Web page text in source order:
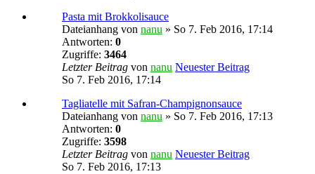
Pasta mit Brokkolisauce
Dateianhang von nanu » So 7. Feb 2016, 17:14
Antworten: 0
Zugriffe: 3464
Letzter Beitrag von nanu Neuester Beitrag
So 7. Feb 2016, 17:14
Tagliatelle mit Safran-Champignonsauce
Dateianhang von nanu » So 7. Feb 2016, 17:13
Antworten: 0
Zugriffe: 3598
Letzter Beitrag von nanu Neuester Beitrag
So 7. Feb 2016, 17:13